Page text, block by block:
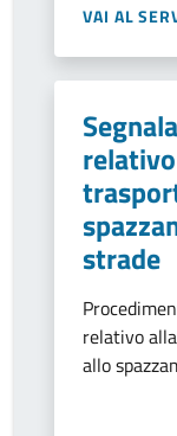
VAI AL
strade
relativo
allo